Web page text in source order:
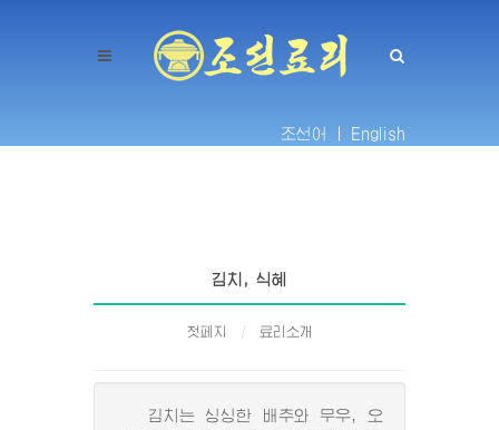
조선어 | English
김치, 식혜
첫페지 료리소개
김치는 싱싱한 배추와 무우, 오